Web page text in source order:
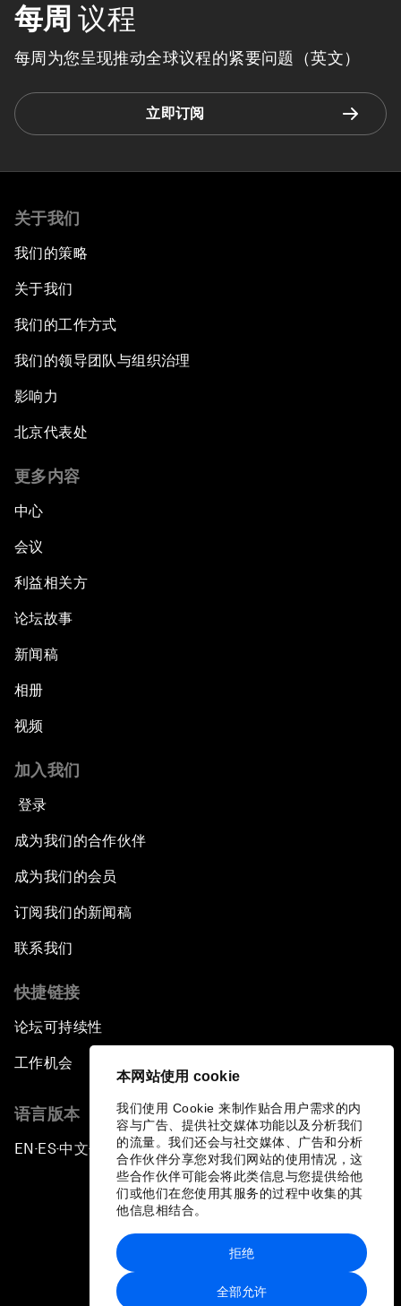
本网站使用 cookie
我们使用 Cookie 来制作贴合用户需求的内
容与广告、提供社交媒体功能以及分析我们
的流量。我们还会与社交媒体、广告和分析
合作伙伴分享您对我们网站的使用情况，这
些合作伙伴可能会将此类信息与您提供给他
们或他们在您使用其服务的过程中收集的其
他信息相结合。
全部允许
拒绝
每周 议程
每周为您呈现推动全球议程的紧要问题（英文）
立即订阅
关于我们
我们的策略
关于我们
我们的工作方式
我们的领导团队与组织治理
影响力
北京代表处
更多内容
中心
会议
利益相关方
论坛故事
新闻稿
相册
视频
加入我们
登录
成为我们的合作伙伴
成为我们的会员
订阅我们的新闻稿
联系我们
快捷链接
论坛可持续性
工作机会
语言版本
EN ▪ES▪中文▪ 日本語
站点地图